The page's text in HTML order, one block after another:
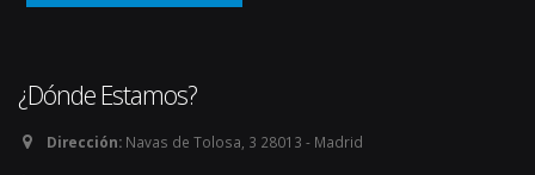
¿Dónde Estamos?
Dirección: Navas de Tolosa, 3 28013 - Madrid